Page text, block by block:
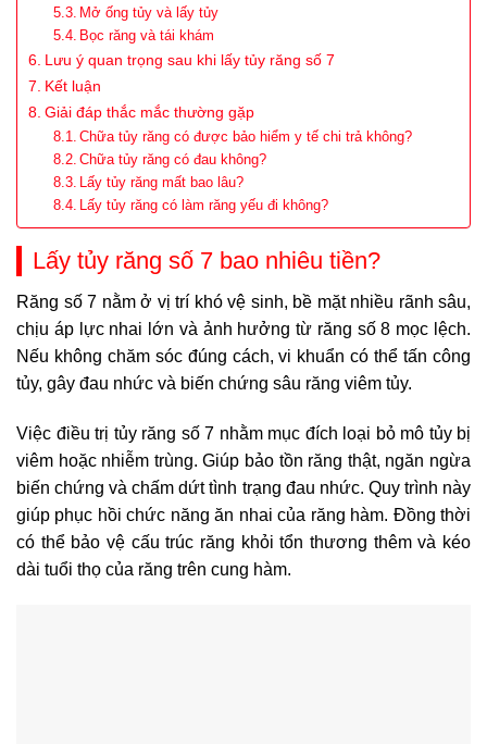
Mở ống tủy và lấy tủy
Bọc răng và tái khám
Lưu ý quan trọng sau khi lấy tủy răng số 7
Kết luận
Giải đáp thắc mắc thường gặp
Chữa tủy răng có được bảo hiểm y tế chi trả không?
Chữa tủy răng có đau không?
Lấy tủy răng mất bao lâu?
Lấy tủy răng có làm răng yếu đi không?
Lấy tủy răng số 7 bao nhiêu tiền?
Răng số 7 nằm ở vị trí khó vệ sinh, bề mặt nhiều rãnh sâu,
chịu áp lực nhai lớn và ảnh hưởng từ răng số 8 mọc lệch.
Nếu không chăm sóc đúng cách, vi khuẩn có thể tấn công
tủy, gây đau nhức và biến chứng sâu răng viêm tủy.
Việc điều trị tủy răng số 7 nhằm mục đích loại bỏ mô tủy bị
viêm hoặc nhiễm trùng. Giúp bảo tồn răng thật, ngăn ngừa
biến chứng và chấm dứt tình trạng đau nhức. Quy trình này
giúp phục hồi chức năng ăn nhai của răng hàm. Đồng thời
có thể bảo vệ cấu trúc răng khỏi tổn thương thêm và kéo
dài tuổi thọ của răng trên cung hàm.